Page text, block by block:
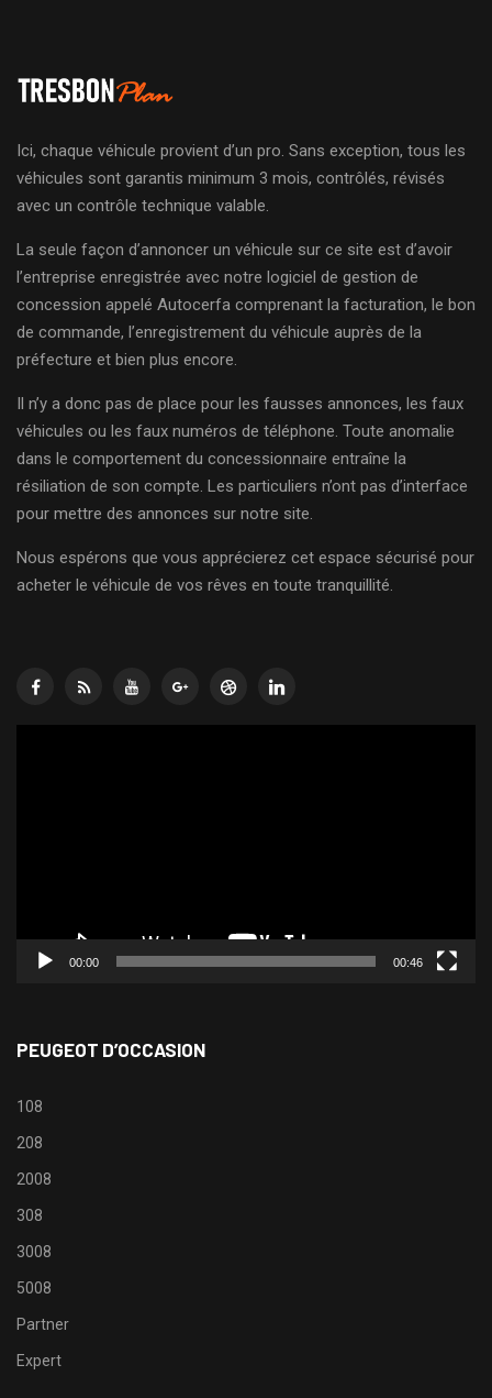
Ici, chaque véhicule provient d’un pro. Sans exception, tous les
véhicules sont garantis minimum 3 mois, contrôlés, révisés
avec un contrôle technique valable.
La seule façon d’annoncer un véhicule sur ce site est d’avoir
l’entreprise enregistrée avec notre logiciel de gestion de
concession appelé Autocerfa comprenant la facturation, le bon
de commande, l’enregistrement du véhicule auprès de la
préfecture et bien plus encore.
Il n’y a donc pas de place pour les fausses annonces, les faux
véhicules ou les faux numéros de téléphone. Toute anomalie
dans le comportement du concessionnaire entraîne la
résiliation de son compte. Les particuliers n’ont pas d’interface
pour mettre des annonces sur notre site.
Nous espérons que vous apprécierez cet espace sécurisé pour
acheter le véhicule de vos rêves en toute tranquillité.
00:00 00:46
PEUGEOT D’OCCASION
108
208
2008
308
3008
5008
Partner
Expert